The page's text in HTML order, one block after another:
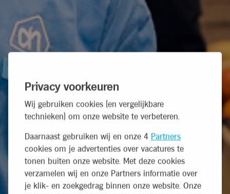
Privacy voorkeuren
Wij gebruiken cookies (en vergelijkbare
technieken) om onze website te verbeteren.
Daarnaast gebruiken wij en onze 4 Partners
cookies om je advertenties over vacatures te
tonen buiten onze website. Met deze cookies
verzamelen wij en onze Partners informatie over
je klik- en zoekgedrag binnen onze website. Onze